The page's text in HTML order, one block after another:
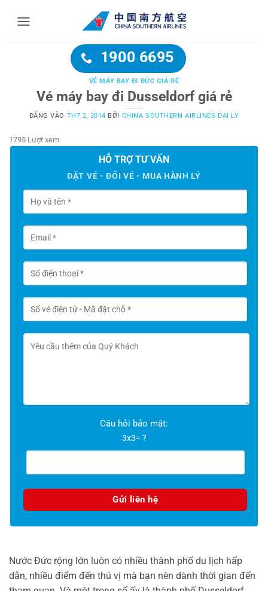
1900 6695
VÉ MÁY BAY ĐI ĐỨC GIÁ RẺ
Vé máy bay đi Dusseldorf giá rẻ
ĐĂNG VÀO TH7 2, 2014 BỞI CHINA SOUTHERN AIRLINES DAI LY
1795 Lượt xem
HỖ TRỢ TƯ VẤN
ĐẶT VÉ - ĐỔI VÉ - MUA HÀNH LÝ
Câu hỏi bảo mật:
3x3= ?
Nước Đức rộng lớn luôn có nhiều thành phố du lịch hấp
dẫn, nhiều điểm đến thú vị mà bạn nên dành thời gian đến